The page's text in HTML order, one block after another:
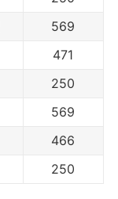
569
471
250
569
466
250